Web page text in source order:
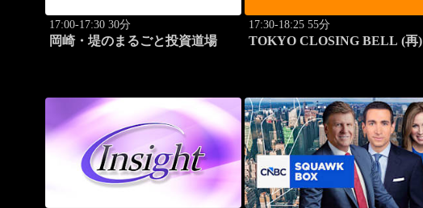
17:00-17:30 30分
岡崎・堤のまるごと投資道場
17:30-18:25 55分
TOKYO CLOSING BELL (再)